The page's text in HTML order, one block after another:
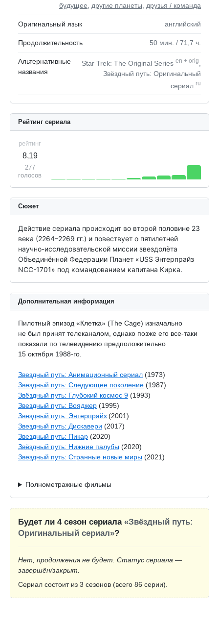
будущее
другие планеты друзья / команда
Оригинальный язык английский
Продолжительность 50 мин. / 71,7 ч.
Альтернативные
названия
Star Trek: The Original Series en + orig
Звёздный путь: Оригинальный
сериал ru
Рейтинг сериала
рейтинг
8,19
277
голосов
Сюжет
Действие сериала происходит во второй половине 23
века (2264–2269 гг.) и повествует о пятилетней
научно-исследовательской миссии звездолёта
Объединённой Федерации Планет «USS Энтерпрайз
NCC-1701» под командованием капитана Кирка.
Дополнительная информация
Пилотный эпизод «Клетка» (The Cage) изначально
не был принят телеканалом, однако позже его все-таки
показали по телевидению предположительно
15 октября 1988-го.
Звездный путь: Анимационный сериал (1973)
Звездный путь: Следующее поколение (1987)
Звёздный путь: Глубокий космос 9 (1993)
Звездный путь: Вояджер (1995)
Звездный путь: Энтерпрайз (2001)
Звездный путь: Дискавери (2017)
Звездный путь: Пикар (2020)
Звёздный путь: Нижние палубы (2020)
Звездный путь: Странные новые миры (2021)
Полнометражные фильмы
Будет ли 4 сезон сериала «Звёздный путь:
Оригинальный сериал»?
Нет, продолжения не будет. Статус сериала —
завершён/закрыт.
Сериал состоит из 3 сезонов (всего 86 серии).